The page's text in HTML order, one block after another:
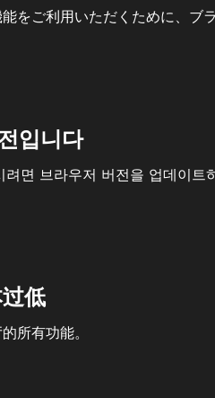
をご利用いただくために、ブ
입니다
면 브라우저 버전을 업데이트
低
所有功能。